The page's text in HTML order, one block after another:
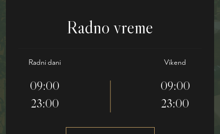
Radno vreme
Radni dani
09:00
23:00
Vikend
09:00
23:00